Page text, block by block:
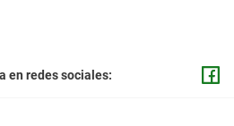
en redes sociales: